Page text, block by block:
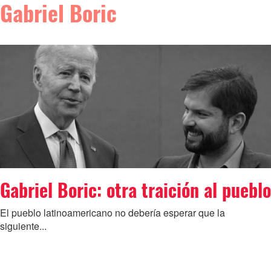
Gabriel Boric
Gabriel Boric: otra traición al pueblo
El pueblo latinoamericano no debería esperar que la
siguiente...